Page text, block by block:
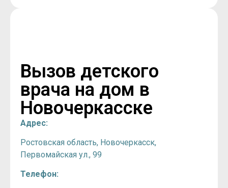
Вызов детского
врача на дом в
Новочеркасске
Адрес:
Ростовская область, Новочеркасск,
Первомайская ул., 99
Телефон: